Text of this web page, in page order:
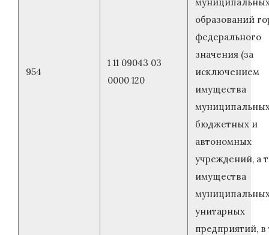
954
1 11 09043 03
0000 120
образований
федерального
значения (за
исключением
имущества
бюджетных и
автономных
учреждений, а
имущества
унитарных
предприятий, в